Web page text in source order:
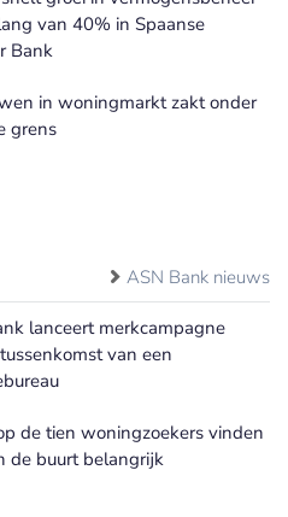
van 40% in Spaanse
Bank
in woningmarkt zakt onder
grens
ASN Bank nieuws
lanceert merkcampagne
van een
de tien woningzoekers vinden
de buurt belangrijk